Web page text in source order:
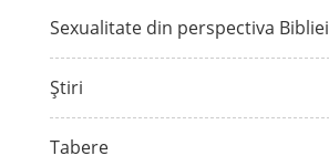
Sexualitate din perspectiva Bibliei
Știri
Tabere